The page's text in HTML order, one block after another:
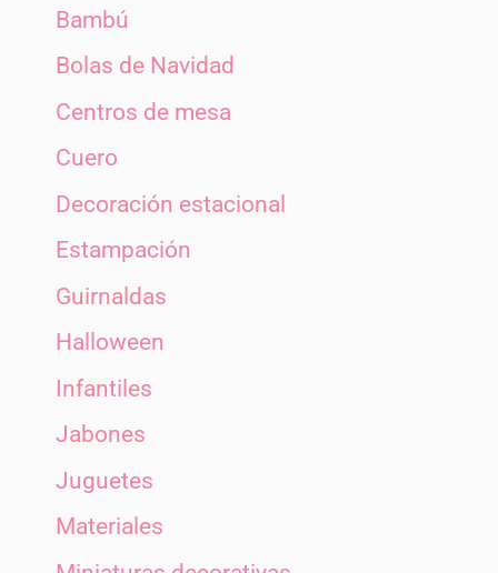
Bambú
Bolas de Navidad
Centros de mesa
Cuero
Decoración estacional
Estampación
Guirnaldas
Halloween
Infantiles
Jabones
Juguetes
Materiales